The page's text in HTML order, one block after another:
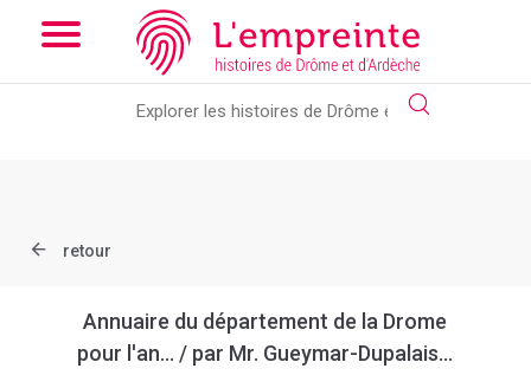
Array ( [slug] => document [ref] => bpt6k9762093f )
new slick-theme.css if you want the default styling
retour
Annuaire du département de la Drome
pour l'an... / par Mr. Gueymar-Dupalais...